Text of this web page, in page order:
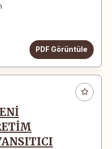
PDF Görüntüle